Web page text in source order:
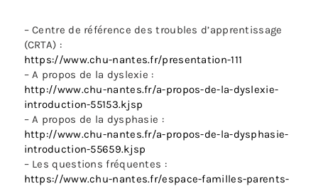
– Centre de référence des troubles d’apprentissage
(CRTA) :
https://www.chu-nantes.fr/presentation-111
– A propos de la dyslexie :
http://www.chu-nantes.fr/a-propos-de-la-dyslexie-
introduction-55153.kjsp
– A propos de la dysphasie :
http://www.chu-nantes.fr/a-propos-de-la-dysphasie-
introduction-55659.kjsp
– Les questions fréquentes :
https://www.chu-nantes.fr/espace-familles-parents-